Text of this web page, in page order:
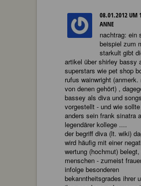
08.01.2012 UM
ANNE
nachtrag: ein
beispiel zum
starkult gibt
artikel über shirley bassy
superstars wie pet shop
rufus wainwright (anmerk.
von denen gehört) ,
bassey als diva und
vorgestellt - und wie
anders sein frank sinatra
legendärer kollege ....
der begriff diva (lt. wiki)
wird häufig mit einer
wertung (hochmut)
menschen - zumeist
infolge besonderen
bekanntheitsgrades ihrer